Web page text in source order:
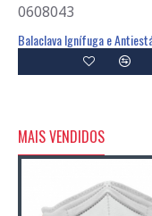
0608043
MAIS VENDIDOS